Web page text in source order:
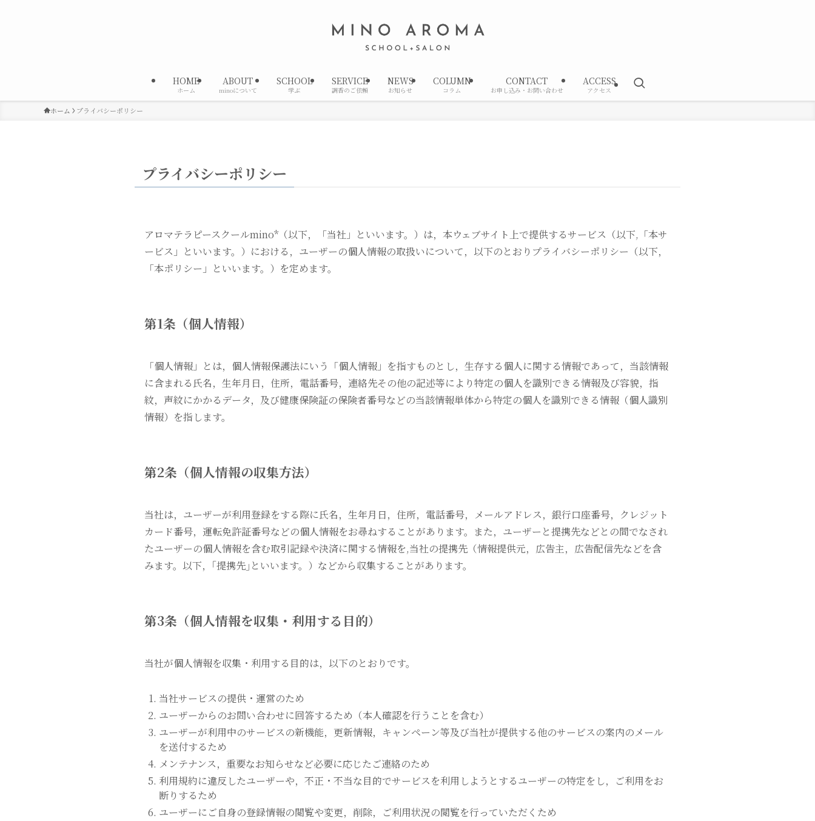
HOME
ホーム
ABOUT
minoについて
SCHOOL
学ぶ
SERVICE
調香のご依頼
NEWS
お知らせ
COLUMN
コラム
CONTACT
お申し込み・お問い合わせ
ACCESS
アクセス
ホーム プライバシーポリシー
プライバシーポリシー
アロマテラピースクールmino*（以下，「当社」といいます。）は，本ウェブサイト上で提供するサービス（以下,「本サ
ービス」といいます。）における，ユーザーの個人情報の取扱いについて，以下のとおりプライバシーポリシー（以下，
「本ポリシー」といいます。）を定めます。
第1条（個人情報）
「個人情報」とは，個人情報保護法にいう「個人情報」を指すものとし，生存する個人に関する情報であって，当該情報
に含まれる氏名，生年月日，住所，電話番号，連絡先その他の記述等により特定の個人を識別できる情報及び容貌，指
紋，声紋にかかるデータ，及び健康保険証の保険者番号などの当該情報単体から特定の個人を識別できる情報（個人識別
情報）を指します。
第2条（個人情報の収集方法）
当社は，ユーザーが利用登録をする際に氏名，生年月日，住所，電話番号，メールアドレス，銀行口座番号，クレジット
カード番号，運転免許証番号などの個人情報をお尋ねすることがあります。また，ユーザーと提携先などとの間でなされ
たユーザーの個人情報を含む取引記録や決済に関する情報を,当社の提携先（情報提供元，広告主，広告配信先などを含
みます。以下，｢提携先｣といいます。）などから収集することがあります。
第3条（個人情報を収集・利用する目的）
当社が個人情報を収集・利用する目的は，以下のとおりです。
当社サービスの提供・運営のため
ユーザーからのお問い合わせに回答するため（本人確認を行うことを含む）
ユーザーが利用中のサービスの新機能，更新情報，キャンペーン等及び当社が提供する他のサービスの案内のメール
を送付するため
メンテナンス，重要なお知らせなど必要に応じたご連絡のため
利用規約に違反したユーザーや，不正・不当な目的でサービスを利用しようとするユーザーの特定をし，ご利用をお
断りするため
ユーザーにご自身の登録情報の閲覧や変更，削除，ご利用状況の閲覧を行っていただくため